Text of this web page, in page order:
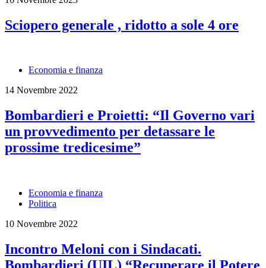
Sciopero generale , ridotto a sole 4 ore
Economia e finanza
14 Novembre 2022
Bombardieri e Proietti: “Il Governo vari
un provvedimento per detassare le
prossime tredicesime”
Economia e finanza
Politica
10 Novembre 2022
Incontro Meloni con i Sindacati.